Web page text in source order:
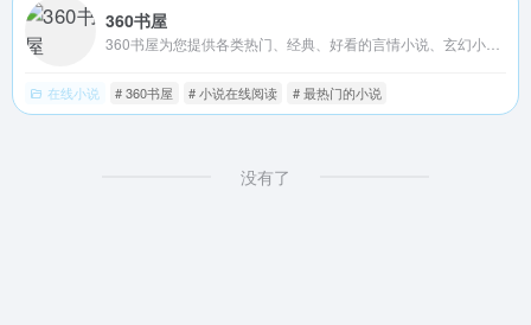
360书屋
在线小说 # 360书屋 # 小说在线阅读 # 最热门的小说
没有了